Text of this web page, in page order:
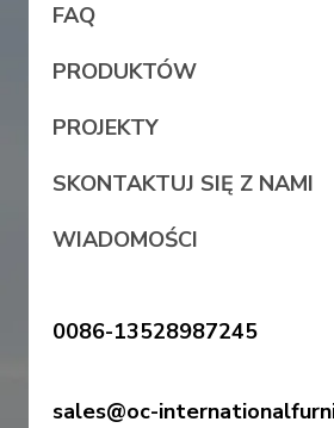
FAQ
PRODUKTÓW
PROJEKTY
SKONTAKTUJ SIĘ Z NAMI
WIADOMOŚCI
0086-13528987245
sales@oc-